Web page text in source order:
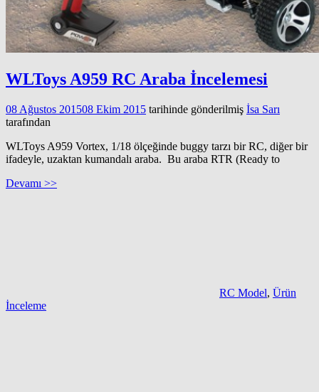
WLToys A959 RC Araba İncelemesi
08 Ağustos 201508 Ekim 2015 tarihinde gönderilmiş İsa Sarı
tarafından
WLToys A959 Vortex, 1/18 ölçeğinde buggy tarzı bir RC, diğer bir
ifadeyle, uzaktan kumandalı araba. Bu araba RTR (Ready to
Devamı >>
RC Model, Ürün
İnceleme